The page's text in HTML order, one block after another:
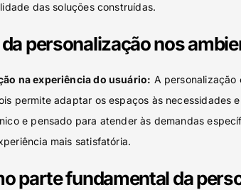
das soluções construídas.
personalização nos
na experiência do usuário: A personalização
permite adaptar os espaços às necessidades
e pensado para atender às demandas
mais satisfatória.
parte fundamental da